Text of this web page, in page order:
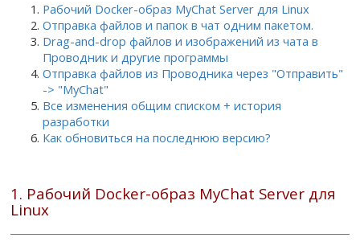
Рабочий Docker-образ MyChat Server для Linux
Отправка файлов и папок в чат одним пакетом.
Drag-and-drop файлов и изображений из чата в
Проводник и другие программы
Отправка файлов из Проводника через "Отправить"
-> "MyChat"
Все изменения общим списком + история
разработки
Как обновиться на последнюю версию?
1. Рабочий Docker-образ MyChat Server для
Linux